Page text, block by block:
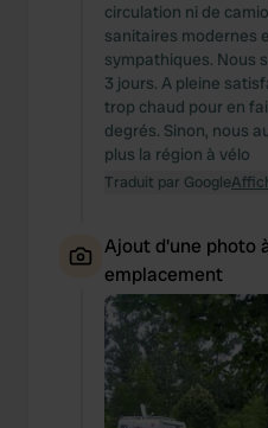
circulation ni de
sanitaires modernes
sympathiques. Nous
3 jours. A pleine
trop chaud pour en
degrés. Sinon, nous
plus la région à vélo
Traduit par Google
Ajout d'une photo
emplacement